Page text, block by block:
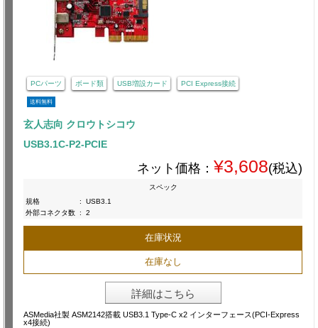
PCパーツ ボード類 USB増設カード PCI Express接続
送料無料
玄人志向 クロウトシコウ
USB3.1C-P2-PCIE
ネット価格： ¥3,608(税込)
スペック
規格
:
USB3.1
外部コネクタ数 : 2
在庫状況
在庫なし
詳細はこちら
ASMedia社製 ASM2142搭載 USB3.1 Type-C x2 インターフェース(PCI-Express
x4接続)